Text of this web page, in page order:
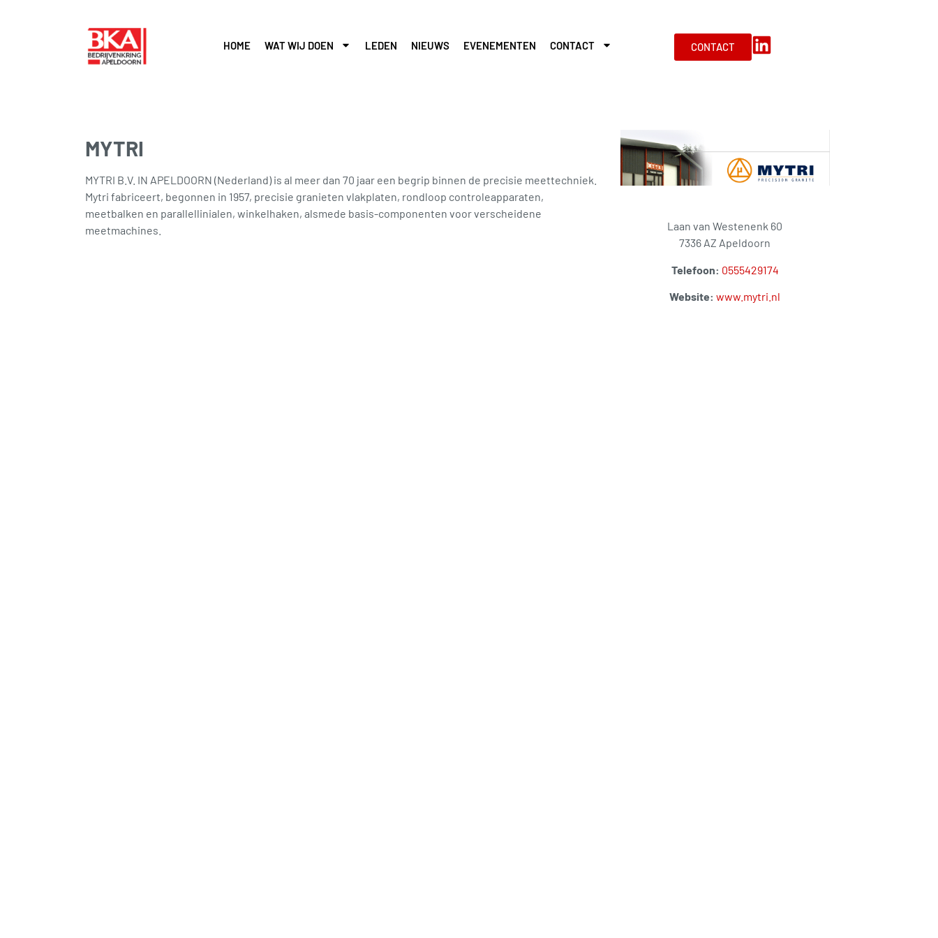
HOME WAT WIJ DOEN LEDEN NIEUWS EVENEMENTEN CONTACT CONTACT
MYTRI
MYTRI B.V. IN APELDOORN (Nederland) is al meer dan 70 jaar een begrip binnen de precisie meettechniek.
Mytri fabriceert, begonnen in 1957, precisie granieten vlakplaten, rondloop controleapparaten,
meetbalken en parallellinialen, winkelhaken, alsmede basis-componenten voor verscheidene
meetmachines.
Laan van Westenenk 60
7336 AZ Apeldoorn
Telefoon: 0555429174
Website: www.mytri.nl